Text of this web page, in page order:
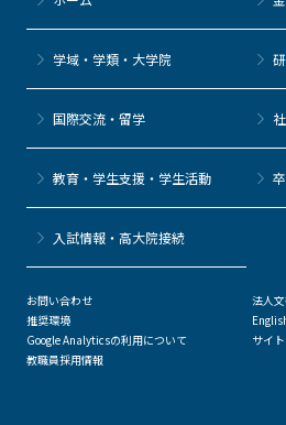
学域・学類・大学院
国際交流・留学
教育・学生支援・学生活動
⼊試情報・高大院接続
お問い合わせ
推奨環境
Google Analyticsの利用について
教職員採用情報
法人
サイ